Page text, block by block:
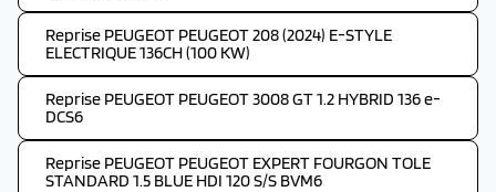
Reprise PEUGEOT PEUGEOT 208 (2024) E-STYLE
ELECTRIQUE 136CH (100 KW)
Reprise PEUGEOT PEUGEOT 3008 GT 1.2 HYBRID 136 e-
DCS6
Reprise PEUGEOT PEUGEOT EXPERT FOURGON TOLE
STANDARD 1.5 BLUE HDI 120 S/S BVM6